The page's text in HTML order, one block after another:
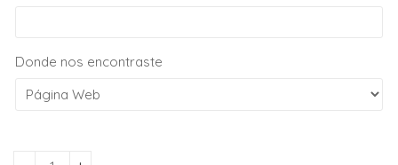
Donde nos encontraste